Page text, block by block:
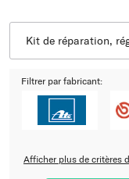
Ou choix du
Kit de réparation,
Filtrer par fabricant:
Afficher plus de critères